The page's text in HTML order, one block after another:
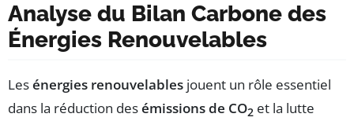
Analyse du Bilan Carbone des
Énergies Renouvelables
Lesénergies renouvelables jouent un rôle essentiel
dans la réduction desémissions de CO2 et la lutte